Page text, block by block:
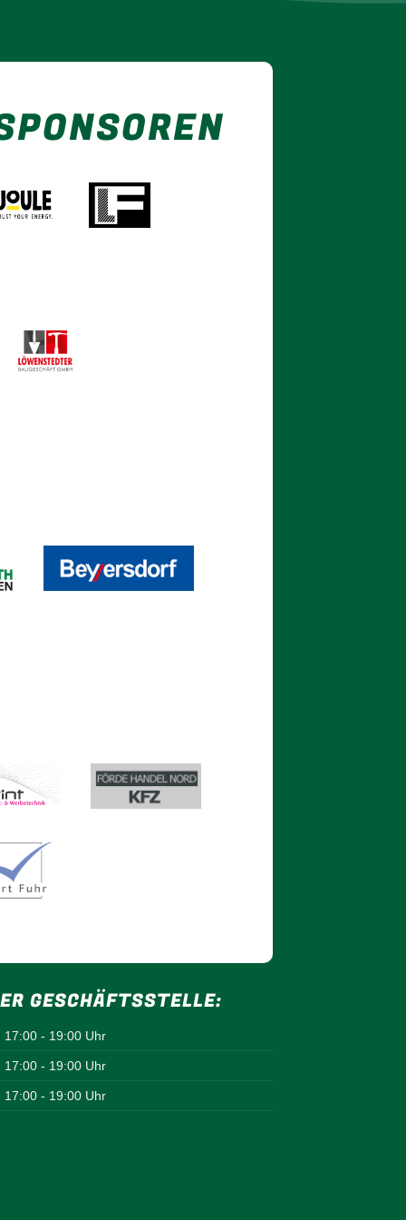
GESCHÄFTSSTELLE:
17:00 - 19:00 Uhr
17:00 - 19:00 Uhr
17:00 - 19:00 Uhr